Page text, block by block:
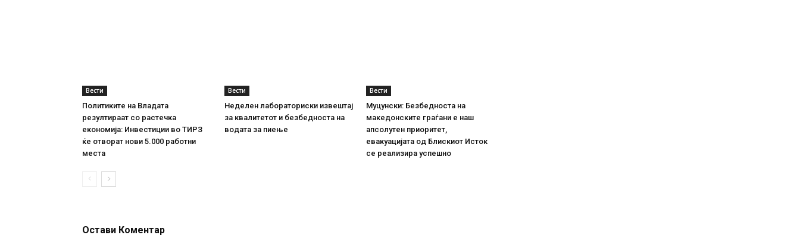
Вести
Политиките на Владата
резултираат со растечка
економија: Инвестиции во ТИРЗ
ќе отворат нови 5.000 работни
места
Вести
Неделен лабораториски извештај
за квалитетот и безбедноста на
водата за пиење
Вести
Муцунски: Безбедноста на
македонските граѓани е наш
апсолутен приоритет,
евакуацијата од Блискиот Исток
се реализира успешно
Остави Коментар